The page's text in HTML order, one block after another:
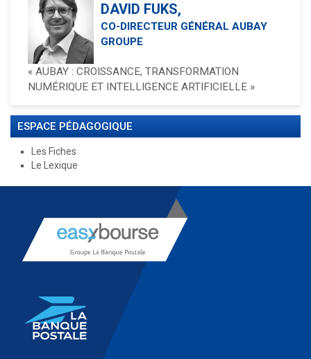
DAVID FUKS,
CO-DIRECTEUR GÉNÉRAL AUBAY
GROUPE
« AUBAY : CROISSANCE, TRANSFORMATION
NUMÉRIQUE ET INTELLIGENCE ARTIFICIELLE »
ESPACE PÉDAGOGIQUE
Les Fiches
Le Lexique